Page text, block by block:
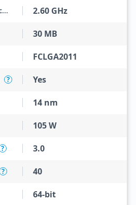
Intel Turbo Boost Technology 2.0 Frequency 2.60 GHz
30 MB
FCLGA2011
? Yes
14 nm
105 W
? 3.0
? 40
64-bit